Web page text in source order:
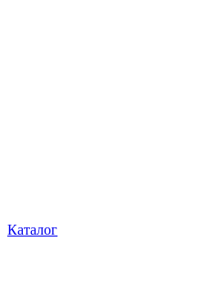
Каталог